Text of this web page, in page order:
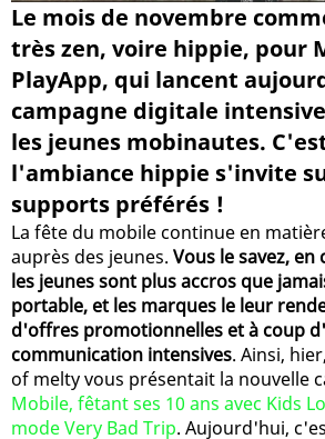
Le mois de novembre
très zen, voire hippie, pour
PlayApp, qui lancent
campagne digitale
les jeunes mobinautes.
l'ambiance hippie s'invite
supports préférés !
La fête du mobile continue en
auprès des jeunes. Vous le savez, en
les jeunes sont plus accros que
portable, et les marques le leur
d'offres promotionnelles et à coup
communication intensives. Ainsi,
of melty vous présentait la nouvelle
Mobile, fêtant ses 10 ans avec Kids
mode Very Bad Trip. Aujourd'hui,